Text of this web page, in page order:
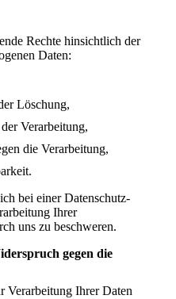
Rechte hinsichtlich der
Daten:
Löschung,
Verarbeitung,
die Verarbeitung,
bei einer Datenschutz-
Ihrer
uns zu beschweren.
gegen die
Verarbeitung Ihrer Daten